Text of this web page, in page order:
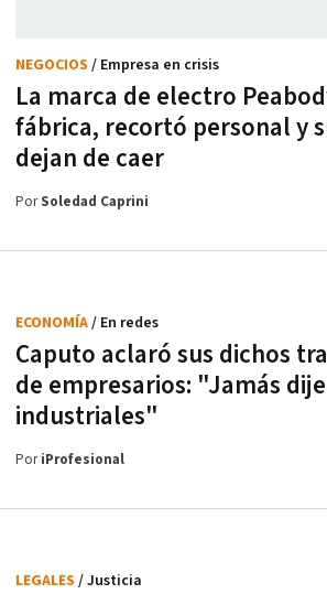
La marca de electro
fábrica, recortó personal y
dejan de caer
NEGOCIOS / Empresa en crisis
PorSoledad Caprini
Caputo aclaró sus dichos
de empresarios: "Jamás
industriales"
ECONOMÍA/ En redes
PoriProfesional
LEGALES / Justicia